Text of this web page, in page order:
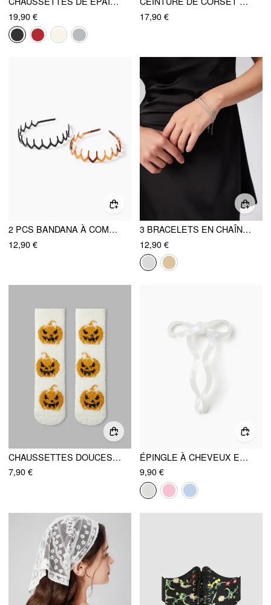
19,90 €
17,90 €
2 PCS BANDANA À COMBES
12,90 €
3 BRACELETS EN CHAÎNE DE ZIRCON
12,90 €
CHAUSSETTES DOUCES EN FORME DE CITROUILLE
7,90 €
ÉPINGLE À CHEVEUX EN NŒUD PAPILLON
9,90 €